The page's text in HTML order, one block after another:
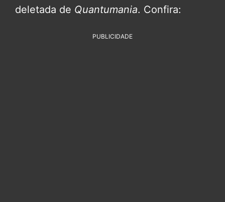
deletada de Quantumania. Confira:
PUBLICIDADE